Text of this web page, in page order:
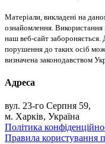
Матеріали, викладені на
ознайомлення. Використання
наш веб-сайт
порушення до таких осіб
визначена законодавством
Адреса
вул. 23-го Серпня 59,
м. Харків, Україна
Політика
Правила користування